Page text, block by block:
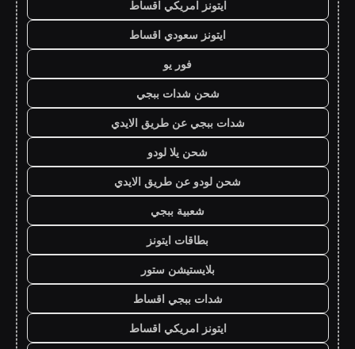
ايتونز امريكي اقساط
ايتونز سعودي اقساط
فور يو
شحن شدات ببجي
شدات ببجي عن طريق الايدي
شحن يلا لودو
شحن لودو عن طريق الايدي
شعبية ببجي
بطاقات ايتونز
بلايستيشن ستور
شدات ببجي اقساط
ايتونز امريكي اقساط